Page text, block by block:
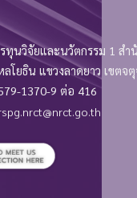
ทุนวิจัยและนวัตกรรม 1 สำ
ธิน แขวงลาดยาว เขตจตุ
1370-9 ต่อ 416